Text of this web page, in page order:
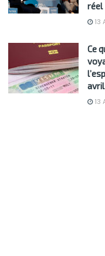
réel
13
Ce
13